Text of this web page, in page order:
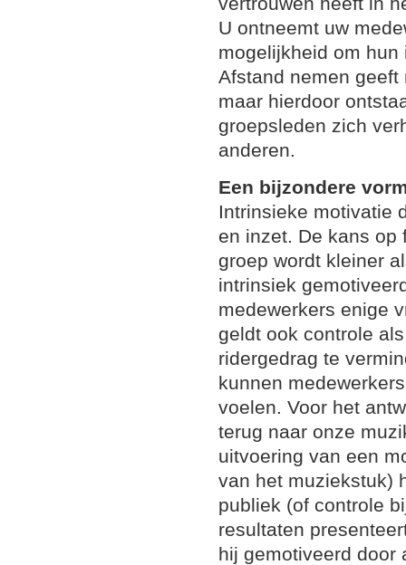
U ontneemt uw
mogelijkheid om
Afstand nemen
maar hierdoor
groepsleden zich
anderen.
Een bijzondere
Intrinsieke motivatie
en inzet. De kans op
groep wordt kleiner
intrinsiek
medewerkers enige
geldt ook controle
ridergedrag te
kunnen
voelen. Voor het
terug naar onze
uitvoering van een
van het muziekstuk)
publiek (of controle
resultaten
hij gemotiveerd door